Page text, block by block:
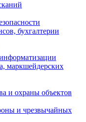
бухгалтерии
маркшейдерских
и охраны объектов
и чрезвычайных